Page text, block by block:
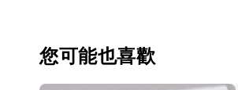
您可能也喜歡